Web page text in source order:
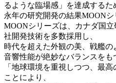
るような臨場感」を達成するた
永年の研究開発の結果MOONシ
MOONシリーズは、カナダ国
社開発技術を多数採用し、
時代を超えた外観の美、戦艦
音響性能が絶妙なバランスをも
「地球環境を重視しつつ、最
ことにより、